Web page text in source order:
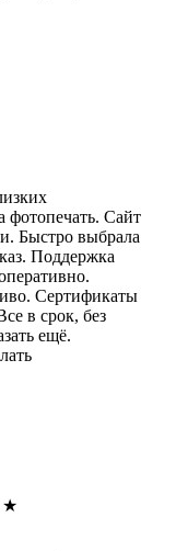
фотопечать. Сайт
Быстро выбрала
Поддержка
Сертификаты
в срок, без
ещё.
★